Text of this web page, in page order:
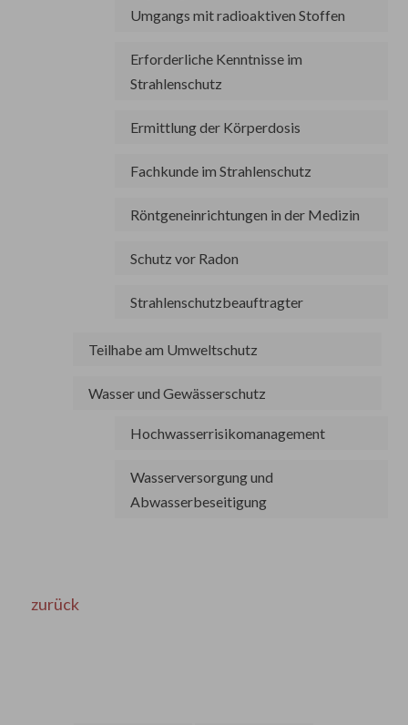
Umgangs mit radioaktiven Stoffen
Erforderliche Kenntnisse im
Strahlenschutz
Ermittlung der Körperdosis
Fachkunde im Strahlenschutz
Röntgeneinrichtungen in der Medizin
Schutz vor Radon
Strahlenschutzbeauftragter
Teilhabe am Umweltschutz
Wasser und Gewässerschutz
Hochwasserrisikomanagement
Wasserversorgung und
Abwasserbeseitigung
zurück